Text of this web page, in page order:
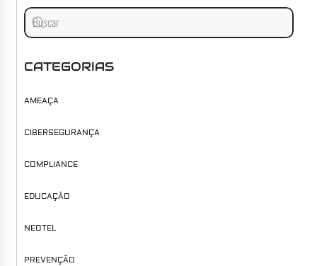
CATEGORIAS
AMEAÇA
CIBERSEGURANÇA
COMPLIANCE
EDUCAÇÃO
NEOTEL
PREVENÇÃO